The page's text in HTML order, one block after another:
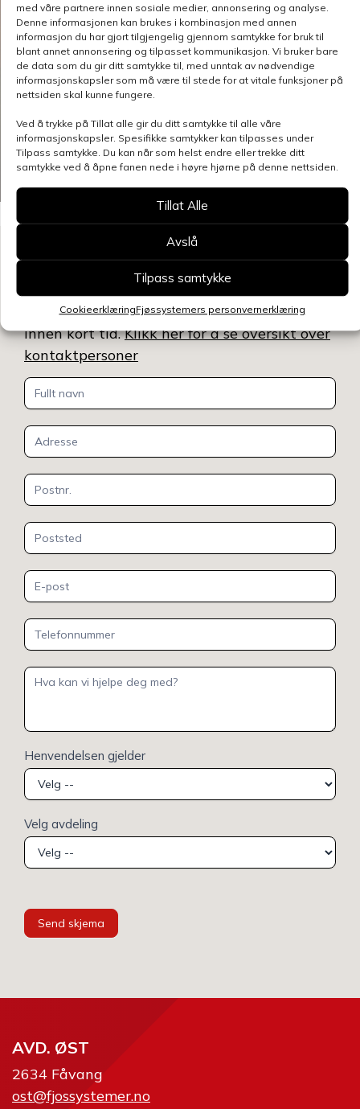
med våre partnere innen sosiale medier, annonsering og analyse.
Denne informasjonen kan brukes i kombinasjon med annen
informasjon du har gjort tilgjengelig gjennom samtykke for bruk til
blant annet annonsering og tilpasset kommunikasjon. Vi bruker bare
de data som du gir ditt samtykke til, med unntak av nødvendige
informasjonskapsler som må være til stede for at vitale funksjoner på
nettsiden skal kunne fungere.
Ved å trykke på Tillat alle gir du ditt samtykke til alle våre
informasjonskapsler. Spesifikke samtykker kan tilpasses under
Tilpass samtykke. Du kan når som helst endre eller trekke ditt
samtykke ved å åpne fanen nede i høyre hjørne på denne nettsiden.
Tillat Alle
Avslå
Tilpass samtykke
CookieerklæringFjøssystemers personvernerklæring
Kontakt oss
Benytt skjemaet for å gjøre en henvendelse
relatert til denne siden, så blir du kontaktet
innen kort tid.Klikk her for å se oversikt over
kontaktpersoner
Kontakt
oss
Henvendelsen gjelder
Velg avdeling
Send skjema
AVD. ØST
2634 Fåvang
ost@fjossystemer.no